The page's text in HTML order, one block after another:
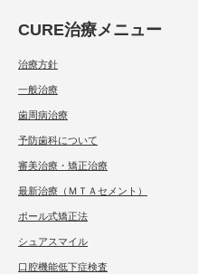
CURE治療メニュー
治療方針
一般治療
歯周病治療
予防歯科について
審美治療・矯正治療
最新治療（ＭＴＡセメント）
ポール式矯正法
シュアスマイル
口腔機能低下症検査